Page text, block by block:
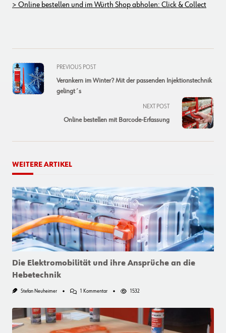
> Online bestellen und im Würth Shop abholen: Click & Collect
<span
class="nav-
subtitle
PREVIOUS POST
Verankern im Winter? Mit der passenden Injektionstechnik
gelingt´s
NEXT POST
Online bestellen mit Barcode-Erfassung
WEITERE ARTIKEL
Die Elektromobilität und ihre Ansprüche an die
Hebetechnik
Stefan Neuheimer 1 KommentarZu
Ihre
Ansprüche
1532